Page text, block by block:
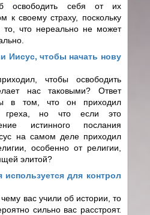
освободить себя от их
к своему страху, поскольку
то, что нереально не может
Иисус, чтобы начать нову
чтобы освободить
нас таковыми? Ответ
в том, что он приходил
греха, но что если это
истинного послания
на самом деле приходил
особенно от религии,
элитой?
для контрол
вас учили об истории, то
сильно вас расстроят.